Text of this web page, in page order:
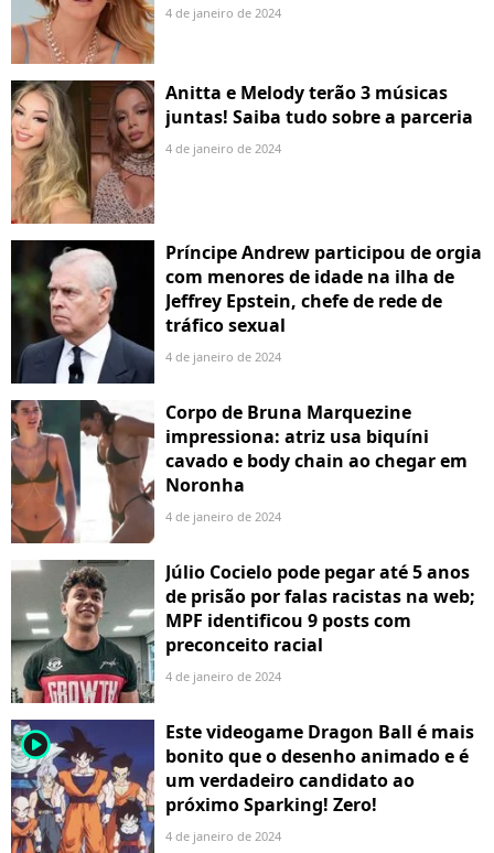
4 de janeiro de 2024
Anitta e Melody terão 3 músicas
juntas! Saiba tudo sobre a parceria
4 de janeiro de 2024
Príncipe Andrew participou de orgia
com menores de idade na ilha de
Jeffrey Epstein, chefe de rede de
tráfico sexual
4 de janeiro de 2024
Corpo de Bruna Marquezine
impressiona: atriz usa biquíni
cavado e body chain ao chegar em
Noronha
4 de janeiro de 2024
Júlio Cocielo pode pegar até 5 anos
de prisão por falas racistas na web;
MPF identificou 9 posts com
preconceito racial
4 de janeiro de 2024
player2
Este videogame Dragon Ball é mais
bonito que o desenho animado e é
um verdadeiro candidato ao
próximo Sparking! Zero!
4 de janeiro de 2024